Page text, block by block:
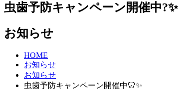
虫歯予防キャンペーン開催中
お知らせ
HOME
お知らせ
お知らせ
虫歯予防キャンペーン開催中🦷✨